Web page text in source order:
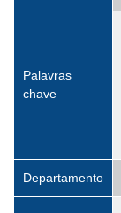
Palavras
chave
Departamento